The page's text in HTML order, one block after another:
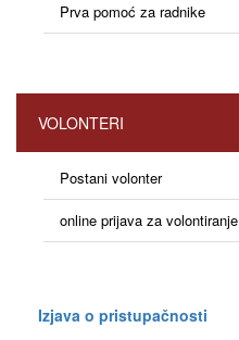
Prva pomoć za radnike
VOLONTERI
Postani volonter
online prijava za volontiranje
Izjava o pristupačnosti